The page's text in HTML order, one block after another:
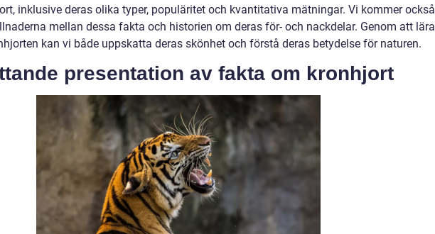
inklusive deras olika typer, populäritet och kvantitativa mätningar. Vi kommer också
mellan dessa fakta och historien om deras för- och nackdelar. Genom att lära
kan vi både uppskatta deras skönhet och förstå deras betydelse för naturen.
presentation av fakta om kronhjort